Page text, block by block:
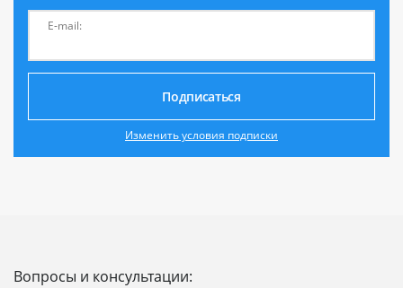
E-mail:
Подписаться
Изменить условия подписки
Вопросы и консультации: